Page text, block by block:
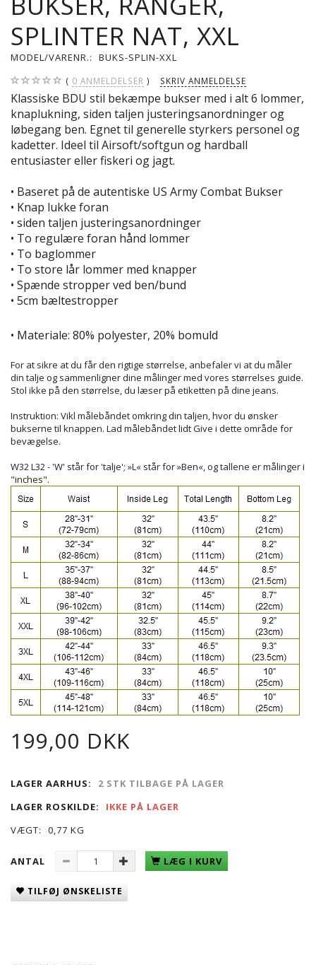
SPLINTER NAT, XXL
MODEL/VARENR.: BUKS-SPLIN-XXL
0 ANMELDELSER SKRIV ANMELDELSE
Klassiske BDU stil bekæmpe bukser med i alt 6 lommer,
knaplukning, siden taljen justeringsanordninger og
løbegang ben. Egnet til generelle styrkers personel og
kadetter. Ideel til Airsoft/softgun og hardball
entusiaster eller fiskeri og jagt.
• Baseret på de autentiske US Army Combat Bukser
• Knap lukke foran
• siden taljen justeringsanordninger
• To regulære foran hånd lommer
• To baglommer
• To store lår lommer med knapper
• Spænde stropper ved ben/bund
• 5cm bæltestropper
• Materiale: 80% polyester, 20% bomuld
For at sikre at du får den rigtige størrelse, anbefaler vi at du måler
din talje og sammenligner dine målinger med vores størrelses guide.
Stol ikke på den størrelse, du læser på etiketten på dine jeans.
Instruktion: Vikl målebåndet omkring din taljen, hvor du ønsker
bukserne til knappen. Lad målebåndet lidt Give i dette område for
bevægelse.
W32 L32 - 'W' står for 'talje'; »L« står for »Ben«, og tallene er målinger i
"inches".
199,00 DKK
LAGER AARHUS:
2 STK TILBAGE PÅ LAGER
LAGER ROSKILDE:
IKKE PÅ LAGER
VÆGT:
0,77 KG
ANTAL LÆG I KURV
TILFØJ ØNSKELISTE